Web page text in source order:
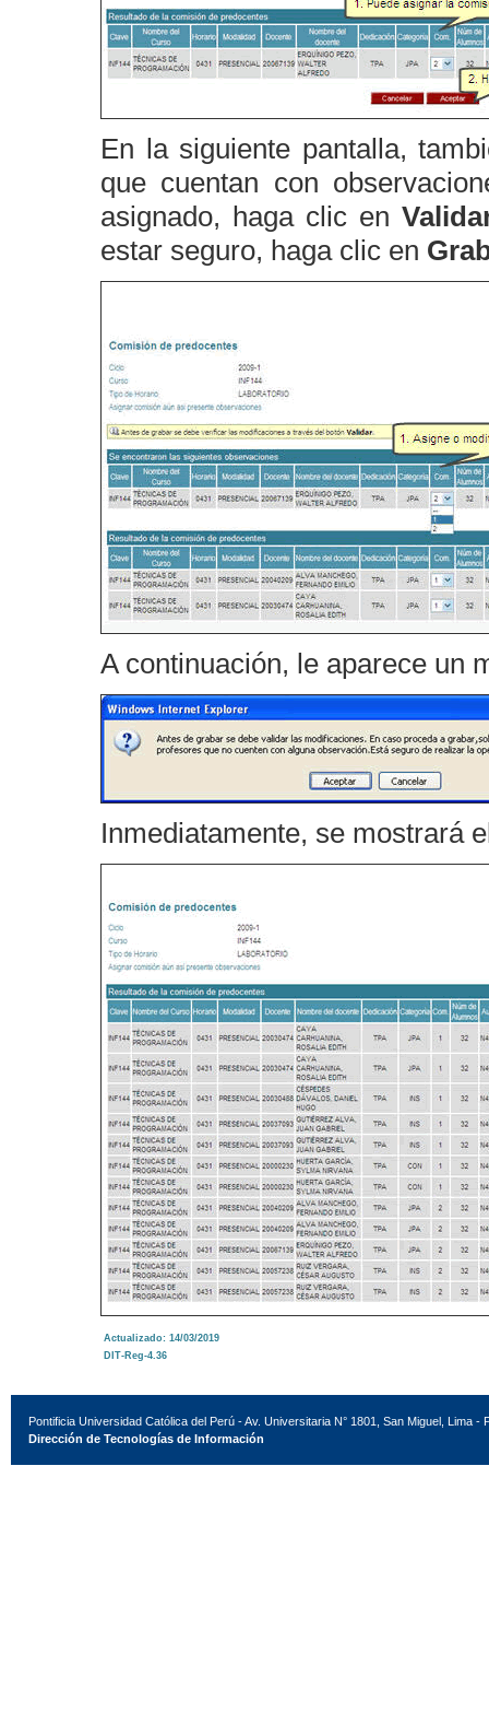
En la siguiente pantalla,
que cuentan con
asignado, haga clic en
estar seguro, haga clic en
A continuación, le aparece un
Inmediatamente, se mostrará
Actualizado: 14/03/2019
DIT-Reg-4.36
Pontificia Universidad Católica del Perú - Av. Universitaria N° 1801, San Miguel, Lima -
Dirección de Tecnologías de Información